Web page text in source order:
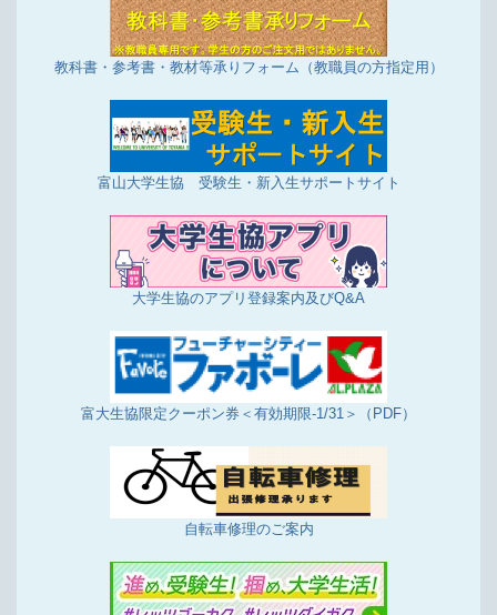
店舗投稿版ひとことカード「2025年6月16日～7月
15日集計分」を掲載しました
7/10更新
人々へ」 〜本を読む人、読まない人、読書に興味
がある人、興味がない人〜
【今週のメニュー】附属中学校食堂 6月29日～7
月10日
6/17更新
店舗投稿版ひとことカード「2025年5月16日～6月
15日集計分」を掲載しました
5/19更新
店舗投稿版ひとことカード「2025年4月16日～5月
15日集計分」を掲載しました
4/25更新
店舗投稿版ひとことカード「2025年2月18日～4月
大学生協の学内開講「公務員試験対策講座」＜
2027年試験対応＞
店舗投稿版ひとことカード「2025年1月16日～2月
17日集計分」を掲載しました
教科書・参考書・教材等承りフォーム（教職員の方指定用）
富山大学生協 受験生・新入生サポートサイト
大学生協のアプリ登録案内及びQ&A
富大生協限定クーポン券＜有効期限-1/31＞（PDF）
自転車修理のご案内